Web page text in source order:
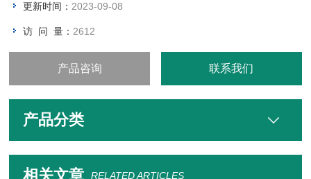
更新时间： 2023-09-08
访 问 量： 2612
产品咨询 联系我们
产品分类
相关文章 RELATED ARTICLES